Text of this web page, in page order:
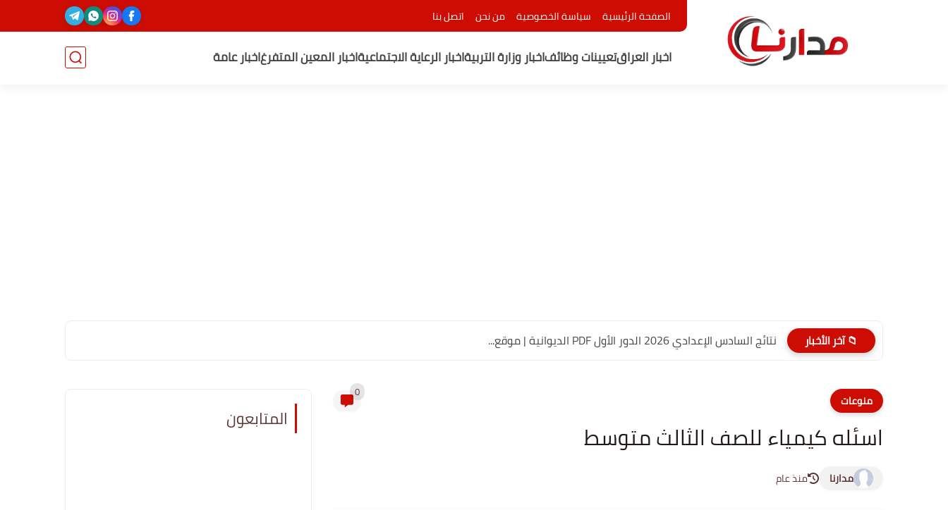
الصفحة الرئيسية سياسة الخصوصية من نحن اتصل بنا
اخبار العراقتعيينات وظائفاخبار وزارة التربيةاخبار الرعاية الاجتماعيةاخبار المعين المتفرغاخبار عامة
📁 آخر الأخبار نتائج السادس الإعدادي 2026 الدور الأول PDF الديوانية | موقع...
منوعات 0
اسئله كيمياء للصف الثالث متوسط
مدارنا منذ عام
المتابعون